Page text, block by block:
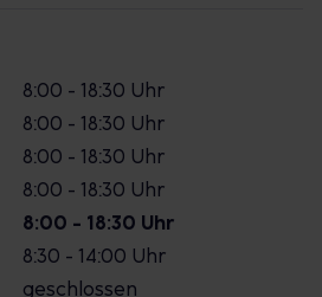
8:00 - 18:30 Uhr
8:00 - 18:30 Uhr
8:00 - 18:30 Uhr
8:00 - 18:30 Uhr
8:00 - 18:30 Uhr
8:30 - 14:00 Uhr
geschlossen